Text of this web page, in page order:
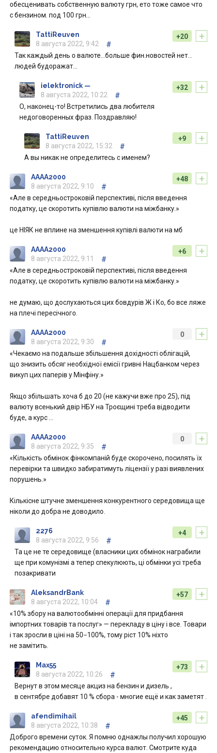
обесценивать собственную валюту грн, ето тоже самое что
с бензином. под 100 грн…
+
+20
TattiReuven
8 августа 2022, 9:42
#
Так каждый день о валюте…больше фин.новостей нет…
людей будоражат…
+
+32
ielektronick —
8 августа 2022, 10:22
#
О, наконец-то! Встретились два любителя
недоговоренных фраз. Поздравляю!
+
+9
TattiReuven
8 августа 2022, 15:32
#
А вы никак не определитесь с именем?
+
+48
AAAA2000
8 августа 2022, 9:10
#
«Але в середньостроковій перспективі, після введення
податку, це скоротить купівлю валюти на міжбанку.»
це НІЯК не вплине на зменшення купівлі валюти на мб
+
+6
AAAA2000
8 августа 2022, 9:11
#
«Але в середньостроковій перспективі, після введення
податку, це скоротить купівлю валюти на міжбанку.»
не думаю, що дослухаються цих бовдурів Ж і Ко, бо все ляже
на плечі пересічного.
+
0
AAAA2000
8 августа 2022, 9:30
#
«Чекаємо на подальше збільшення дохідності облігацій,
що знизить обсяг необхідної емісії гривні Нацбанком через
викуп цих паперів у Мінфіну.»
Якщо збільшать хоча б до 20 (не кажучи вже про 25), під
валюту всенький двір НБУ на Троєщині треба відводити
буде, а курс …
+
0
AAAA2000
8 августа 2022, 9:35
#
«Кількість обмінок фінкомпаній буде скорочено, посилять їх
перевірки та швидко забиратимуть ліцензії у разі виявлених
порушень.»
Кількісне штучне зменшення конкурентного середовища ще
ніколи до добра не доводило.
+
+4
2276
8 августа 2022, 9:56
#
Та це не те середовище (власники цих обмінок награбили
ще при комунізмі а тепер спекулюють, ці обмінки усі треба
позакривати
+
+57
AleksandrBank
8 августа 2022, 10:04
#
«10% збору на валютообмінні операції для придбання
імпортних товарів та послуг» — перекладу в ціну і все. Товари
і так зросли в ціні на 50−100%, тому ріст 10% ніхто
не замітить.
+
+73
Max55
8 августа 2022, 10:26
#
Вернут в этом месяце акциз на бензин и дизель ,
в сентябре добавят 10 % сбора - многие ещё и как заметят .
+
+45
afendimihail
8 августа 2022, 10:38
#
Доброго времени суток. Я помню однажлы получил хорошую
рекомендацию относительно курса валют. Смотрите куда